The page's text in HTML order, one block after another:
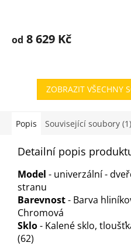
od 8 629 Kč
ZOBRAZIT VŠECHNY
Popis Související soubory (1)
Detailní popis
Model - univerzální -
stranu
Barevnost- Barva
Chromová
Sklo- Kalené sklo,
(62)